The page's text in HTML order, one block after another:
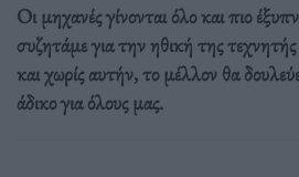
Οι μηχανές γίνονται όλο και πιο
συζητάμε για την ηθική της
και χωρίς αυτήν, το μέλλον θα
άδικο για όλους μας.